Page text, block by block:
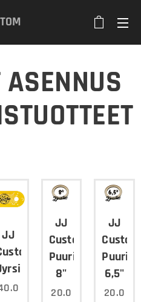
JJ
JJ
Custom
Puurinkula
8"
20.0
JJ
Custom
6,5"
20.0